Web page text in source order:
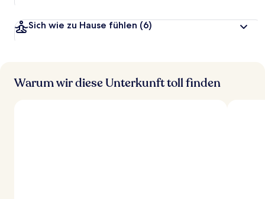
Sich wie zu Hause fühlen (6)
Warum wir diese Unterkunft toll finden